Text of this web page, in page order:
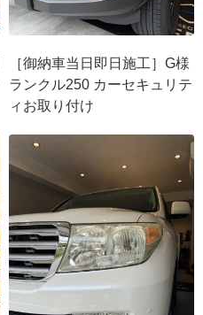
［御納車当日即日施工］G様
ランクル250 カーセキュリテ
ィお取り付け